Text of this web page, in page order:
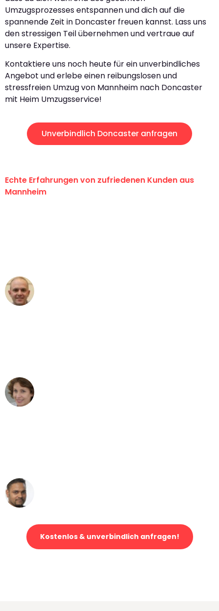
Umzugsprozesses entspannen und dich auf die
spannende Zeit in Doncaster freuen kannst. Lass uns
den stressigen Teil übernehmen und vertraue auf
unsere Expertise.
Kontaktiere uns noch heute für ein unverbindliches
Angebot und erlebe einen reibungslosen und
stressfreien Umzug von Mannheim nach Doncaster
mit Heim Umzugsservice!
Unverbindlich Doncaster anfragen
Echte Erfahrungen von zufriedenen Kunden aus
Mannheim
Kostenlos & unverbindlich anfragen!